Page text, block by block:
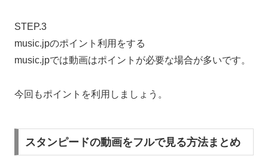
STEP.3
music.jpのポイント利用をする
music.jpでは動画はポイントが必要な場合が多いです。
今回もポイントを利用しましょう。
スタンピードの動画をフルで見る方法まとめ